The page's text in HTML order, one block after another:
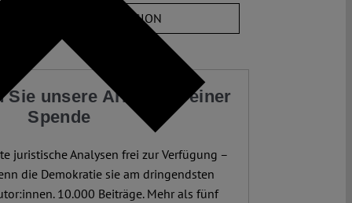
JOIN THE DISCUSSION
Sie unsere Arbeit mit einer
Spende
juristische Analysen frei zur Verfügung –
die Demokratie sie am dringendsten
10.000 Beiträge. Mehr als fünf